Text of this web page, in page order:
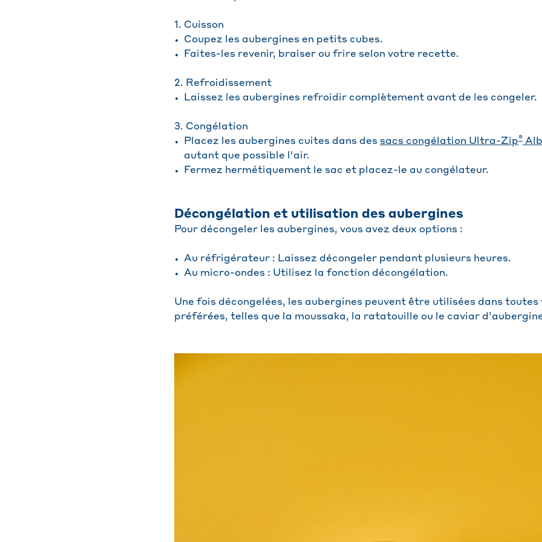
1. Cuisson
Coupez les aubergines en petits cubes.
Faites-les revenir, braiser ou frire selon votre recette.
2. Refroidissement
Laissez les aubergines refroidir complètement avant de les congeler.
3. Congélation
Placez les aubergines cuites dans des sacs congélation Ultra-Zip®
autant que possible l'air.
Fermez hermétiquement le sac et placez-le au congélateur.
Décongélation et utilisation des aubergines
Pour décongeler les aubergines, vous avez deux options :
Au réfrigérateur : Laissez décongeler pendant plusieurs heures.
Au micro-ondes : Utilisez la fonction décongélation.
Une fois décongelées, les aubergines peuvent être utilisées dans
préférées, telles que la moussaka, la ratatouille ou le caviar